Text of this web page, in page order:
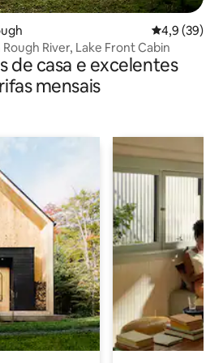
4,9 (39)
River, Lake Front Cabin
de casa e excelentes
mensais